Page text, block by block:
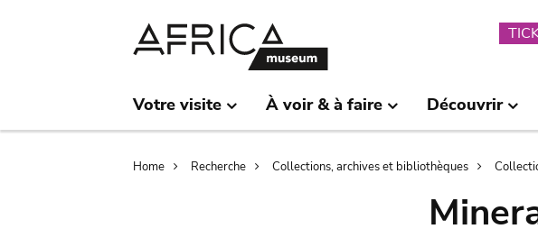
Votre visite À voir & à faire Découvrir
Breadcrumb
Home Recherche Collections, archives et bibliothèques